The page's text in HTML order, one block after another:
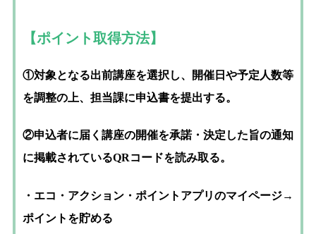
【ポイント取得方法】
①対象となる出前講座を選択し、開催日や予定人数等
を調整の上、担当課に申込書を提出する。
②申込者に届く講座の開催を承諾・決定した旨の通知
に掲載されているQRコードを読み取る。
・エコ・アクション・ポイントアプリのマイページ→
ポイントを貯める